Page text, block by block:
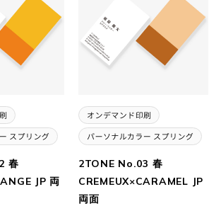
春
JP 両
2TONE No.03 春
CREMEUX×CARAMEL JP
両面